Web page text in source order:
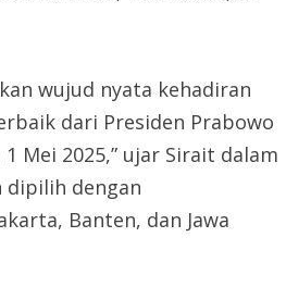
wujud nyata kehadiran
dari Presiden Prabowo
Mei 2025,” ujar Sirait dalam
dipilih dengan
Banten, dan Jawa